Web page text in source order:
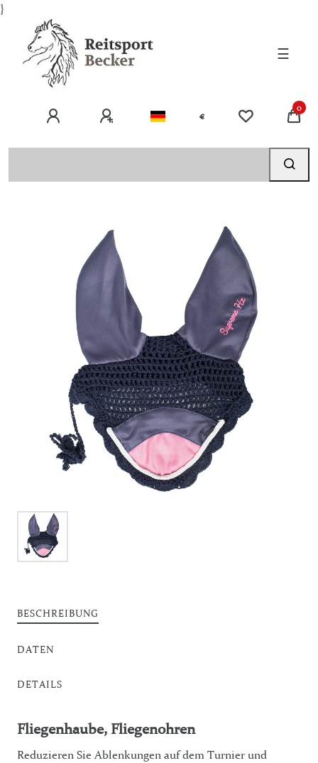
}
☰
€
0
BESCHREIBUNG
DATEN
DETAILS
Fliegenhaube, Fliegenohren
Reduzieren Sie Ablenkungen auf dem Turnier und